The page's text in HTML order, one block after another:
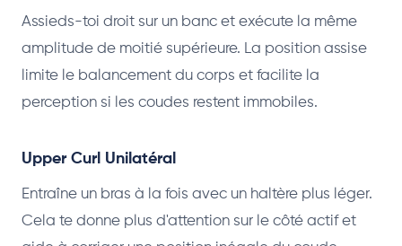
Assieds-toi droit sur un banc et exécute la même
amplitude de moitié supérieure. La position assise
limite le balancement du corps et facilite la
perception si les coudes restent immobiles.
Upper Curl Unilatéral
Entraîne un bras à la fois avec un haltère plus léger.
Cela te donne plus d'attention sur le côté actif et